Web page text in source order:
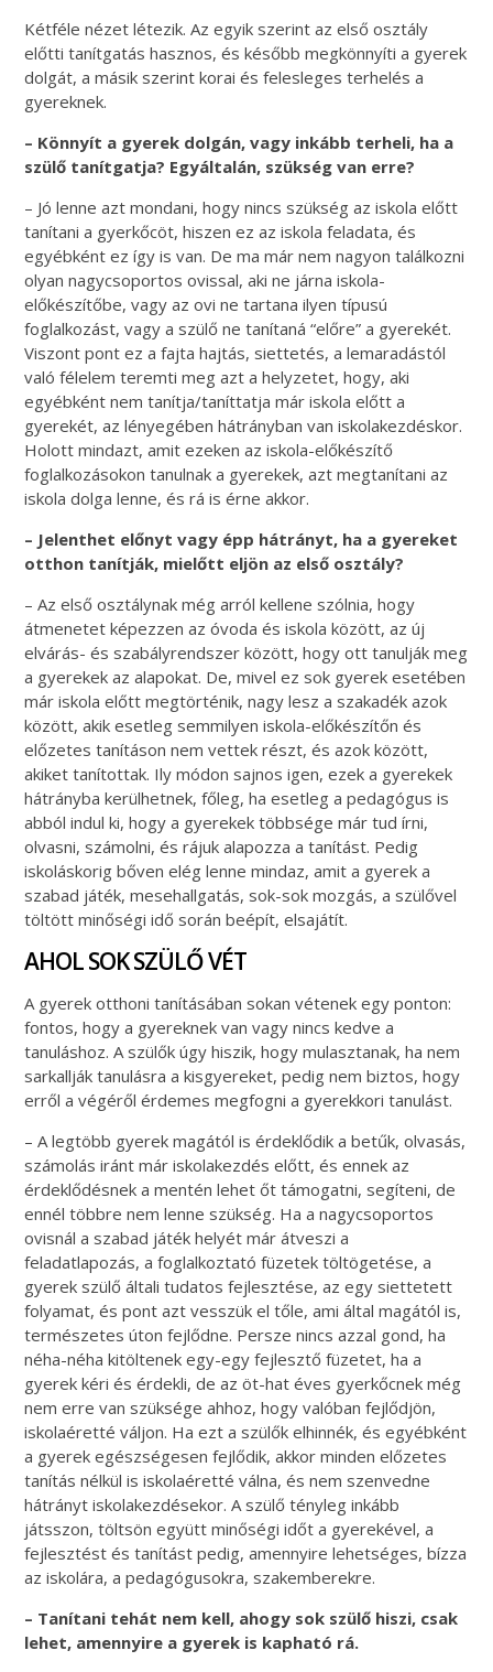
Kétféle nézet létezik. Az egyik szerint az első osztály
előtti tanítgatás hasznos, és később megkönnyíti a gyerek
dolgát, a másik szerint korai és felesleges terhelés a
gyereknek.
– Könnyít a gyerek dolgán, vagy inkább terheli, ha a
szülő tanítgatja? Egyáltalán, szükség van erre?
– Jó lenne azt mondani, hogy nincs szükség az iskola előtt
tanítani a gyerkőcöt, hiszen ez az iskola feladata, és
egyébként ez így is van. De ma már nem nagyon találkozni
olyan nagycsoportos ovissal, aki ne járna iskola-
előkészítőbe, vagy az ovi ne tartana ilyen típusú
foglalkozást, vagy a szülő ne tanítaná “előre” a gyerekét.
Viszont pont ez a fajta hajtás, siettetés, a lemaradástól
való félelem teremti meg azt a helyzetet, hogy, aki
egyébként nem tanítja/taníttatja már iskola előtt a
gyerekét, az lényegében hátrányban van iskolakezdéskor.
Holott mindazt, amit ezeken az iskola-előkészítő
foglalkozásokon tanulnak a gyerekek, azt megtanítani az
iskola dolga lenne, és rá is érne akkor.
– Jelenthet előnyt vagy épp hátrányt, ha a gyereket
otthon tanítják, mielőtt eljön az első osztály?
– Az első osztálynak még arról kellene szólnia, hogy
átmenetet képezzen az óvoda és iskola között, az új
elvárás- és szabályrendszer között, hogy ott tanulják meg
a gyerekek az alapokat. De, mivel ez sok gyerek esetében
már iskola előtt megtörténik, nagy lesz a szakadék azok
között, akik esetleg semmilyen iskola-előkészítőn és
előzetes tanításon nem vettek részt, és azok között,
akiket tanítottak. Ily módon sajnos igen, ezek a gyerekek
hátrányba kerülhetnek, főleg, ha esetleg a pedagógus is
abból indul ki, hogy a gyerekek többsége már tud írni,
olvasni, számolni, és rájuk alapozza a tanítást. Pedig
iskoláskorig bőven elég lenne mindaz, amit a gyerek a
szabad játék, mesehallgatás, sok-sok mozgás, a szülővel
töltött minőségi idő során beépít, elsajátít.
AHOL SOK SZÜLŐ VÉT
A gyerek otthoni tanításában sokan vétenek egy ponton:
fontos, hogy a gyereknek van vagy nincs kedve a
tanuláshoz. A szülők úgy hiszik, hogy mulasztanak, ha nem
sarkallják tanulásra a kisgyereket, pedig nem biztos, hogy
erről a végéről érdemes megfogni a gyerekkori tanulást.
– A legtöbb gyerek magától is érdeklődik a betűk, olvasás,
számolás iránt már iskolakezdés előtt, és ennek az
érdeklődésnek a mentén lehet őt támogatni, segíteni, de
ennél többre nem lenne szükség. Ha a nagycsoportos
ovisnál a szabad játék helyét már átveszi a
feladatlapozás, a foglalkoztató füzetek töltögetése, a
gyerek szülő általi tudatos fejlesztése, az egy siettetett
folyamat, és pont azt vesszük el tőle, ami által magától is,
természetes úton fejlődne. Persze nincs azzal gond, ha
néha-néha kitöltenek egy-egy fejlesztő füzetet, ha a
gyerek kéri és érdekli, de az öt-hat éves gyerkőcnek még
nem erre van szüksége ahhoz, hogy valóban fejlődjön,
iskolaéretté váljon. Ha ezt a szülők elhinnék, és egyébként
a gyerek egészségesen fejlődik, akkor minden előzetes
tanítás nélkül is iskolaéretté válna, és nem szenvedne
hátrányt iskolakezdésekor. A szülő tényleg inkább
játsszon, töltsön együtt minőségi időt a gyerekével, a
fejlesztést és tanítást pedig, amennyire lehetséges, bízza
az iskolára, a pedagógusokra, szakemberekre.
– Tanítani tehát nem kell, ahogy sok szülő hiszi, csak
lehet, amennyire a gyerek is kapható rá.